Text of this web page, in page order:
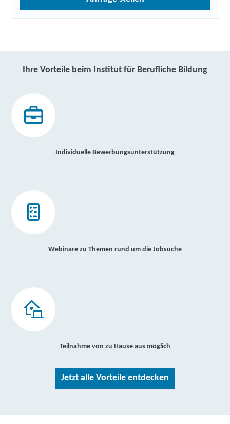
Ihre Vorteile beim Institut für Berufliche Bildung
Individuelle Bewerbungsunterstützung
Webinare zu Themen rund um die Jobsuche
Teilnahme von zu Hause aus möglich
Jetzt alle Vorteile entdecken